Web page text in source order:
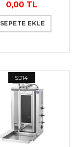
0,00 TL
SEPETE EKLE
SD14